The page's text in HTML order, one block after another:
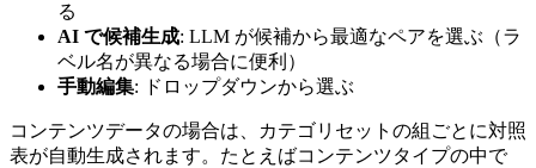
る
AI で候補生成: LLM が候補から最適なペアを選ぶ（ラ
ベル名が異なる場合に便利）
手動編集: ドロップダウンから選ぶ
コンテンツデータの場合は、カテゴリセットの組ごとに対照
表が自動生成されます。たとえばコンテンツタイプの中で